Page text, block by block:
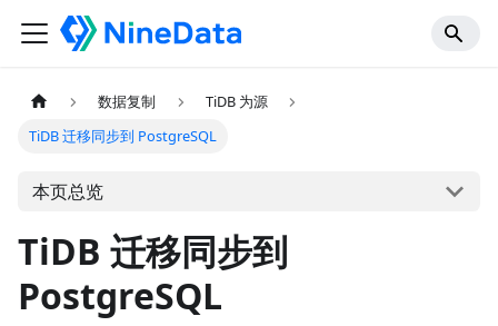
数据复制
TiDB 为源
TiDB 迁移同步到 PostgreSQL
本页总览
TiDB 迁移同步到
PostgreSQL